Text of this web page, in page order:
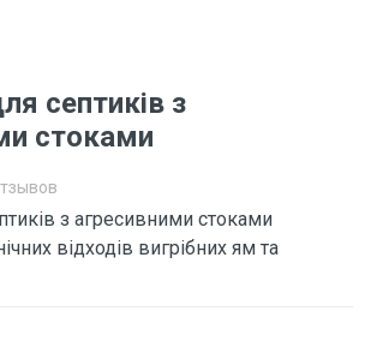
септиків з
стоками
з агресивними стоками
відходів вигрібних ям та